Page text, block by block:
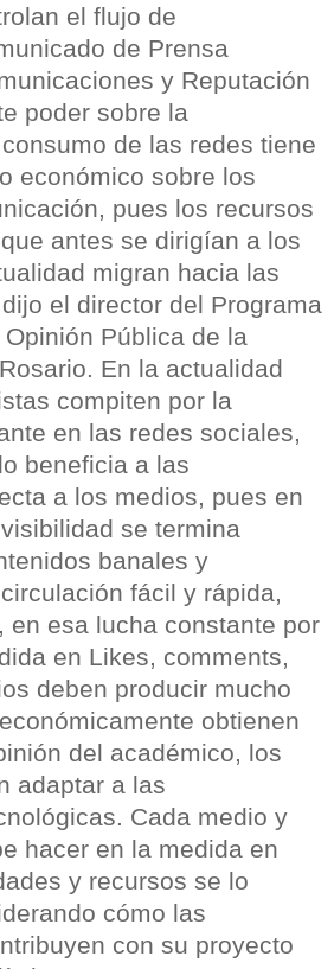
el flujo de
de Prensa
y Reputación
poder sobre la
de las redes tiene
económico sobre los
pues los recursos
antes se dirigían a los
migran hacia las
el director del Programa
Pública de la
En la actualidad
compiten por la
en las redes sociales,
beneficia a las
a los medios, pues en
se termina
banales y
fácil y rápida,
en esa lucha constante por
en Likes, comments,
deben producir mucho
obtienen
del académico, los
adaptar a las
Cada medio y
hacer en la medida en
y recursos se lo
cómo las
con su proyecto